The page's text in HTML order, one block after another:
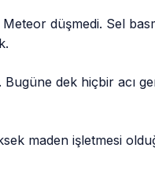
düşmedi. Sel
dek hiçbir acı
maden işletmesi